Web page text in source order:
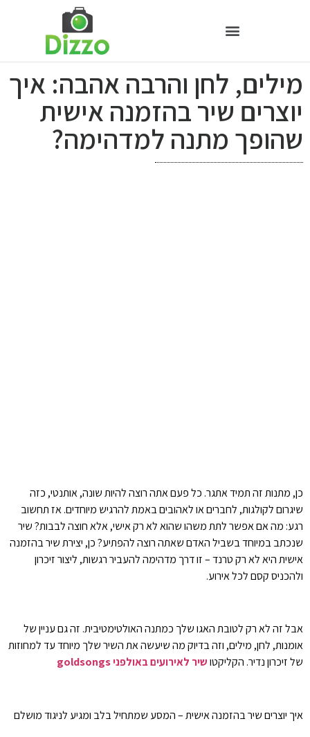
מילים, לחן והרבה אהבה: איך
יוצרים שיר בהזמנה אישית
שהופך מתנה למדהימה?
כן, מתנות זה תמיד אתגר. כל פעם אתה רוצה להיות שונה, אותנטי, כזה
שיגרום לקולגות, לחברים או לאהובים באמת להרגיש מיוחדים. אז תחשוב
רגע: מה אם אפשר לתת משהו שהוא לא רק אישי, אלא חוצה לבבות? שיר
שנכתב במיוחד בשביל האדם שאתה רוצה להפתיע? כן, יצירת שיר בהזמנה
אישית היא לא רק טרנד – זו דרך מדהימה להעביר רגשות, ליצור זיכרון
ולהכניס קסם לכל אירוע.
אבל זה לא רק לטובת האגו שלך כמתנה האולטימטיבית. זה גם עניין של
אומנות, לחן, מילים, וזה בדיוק מה שיעשה את השיר שלך מיוחד עד למחוזות
של זיכרון נדיר. הקליקטושיר לאירועים באולפני goldsongs
איך יוצרים שיר בהזמנה אישית – המסע שמתחיל בלב ומגיע לניגוד מושלם